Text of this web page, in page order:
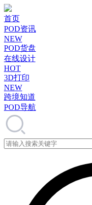
首页
POD资讯
NEW
POD货盘
在线设计
HOT
3D打印
NEW
跨境知道
POD导航